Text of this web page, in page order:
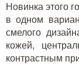
Новинка этого
в одном
смелого
кожей,
контрастным